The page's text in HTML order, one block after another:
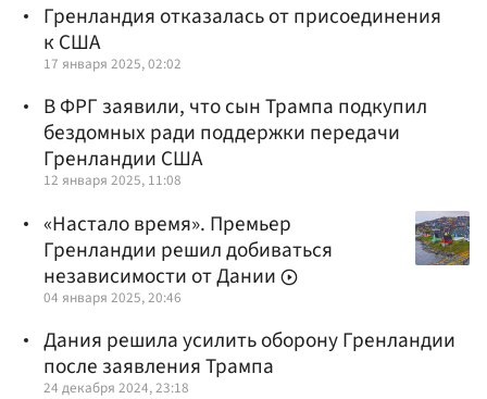
Гренландия отказалась от присоединения
к США
17 января 2025, 02:02
В ФРГ заявили, что сын Трампа подкупил
бездомных ради поддержки передачи
Гренландии США
12 января 2025, 11:08
«Настало время». Премьер
Гренландии решил добиваться
независимости от Дании
04 января 2025, 20:46
Дания решила усилить оборону Гренландии
после заявления Трампа
24 декабря 2024, 23:18